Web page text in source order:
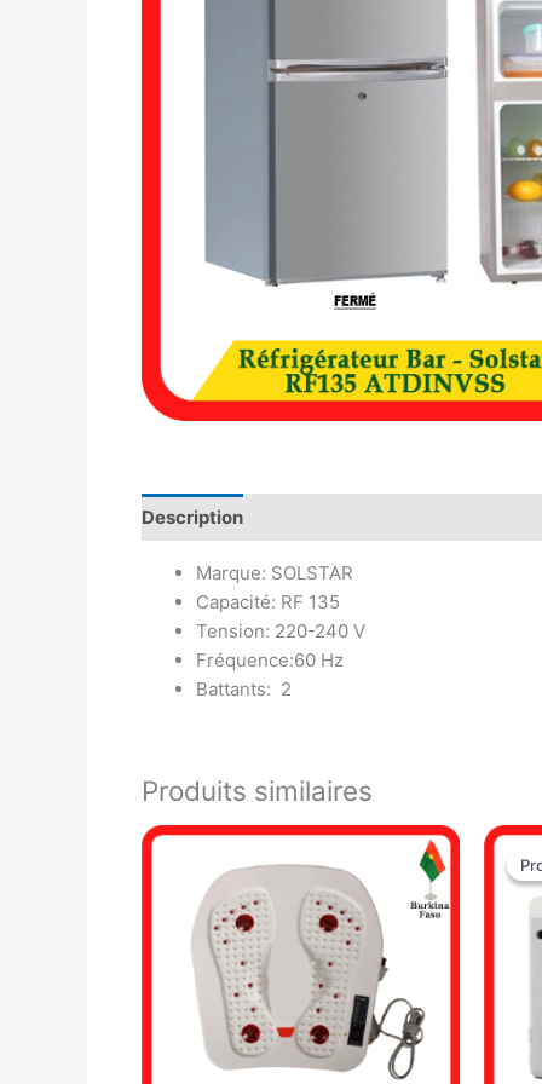
Description
Marque: SOLSTAR
Capacité: RF 135
Tension: 220-240 V
Fréquence:60 Hz
Battants: 2
Produits similaires